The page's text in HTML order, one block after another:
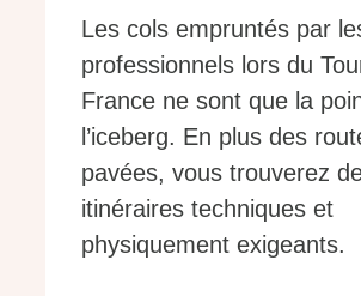
Les cols empruntés par
professionnels lors du
France ne sont que la
l’iceberg. En plus des
pavées, vous trouverez
itinéraires techniques et
physiquement exigeants.